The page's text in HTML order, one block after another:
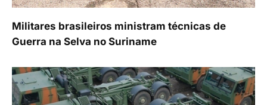
Militares brasileiros ministram técnicas de
Guerra na Selva no Suriname